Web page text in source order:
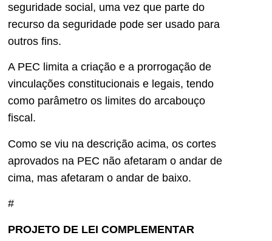
seguridade social, uma vez que parte do
recurso da seguridade pode ser usado para
outros fins.
A PEC limita a criação e a prorrogação de
vinculações constitucionais e legais, tendo
como parâmetro os limites do arcabouço
fiscal.
Como se viu na descrição acima, os cortes
aprovados na PEC não afetaram o andar de
cima, mas afetaram o andar de baixo.
#
PROJETO DE LEI COMPLEMENTAR